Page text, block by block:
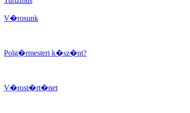
V�rosunk
Polg�rmesteri k�sz�nt?
V�rost�rt�net